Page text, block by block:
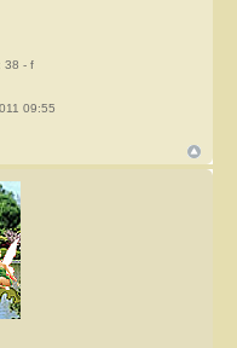
38 - f
09:55